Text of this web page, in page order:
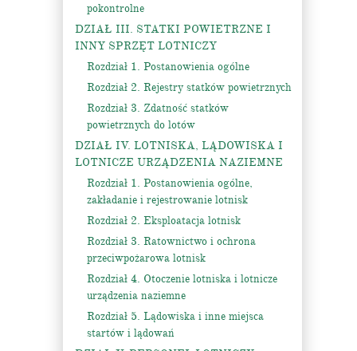
pokontrolne
DZIAŁ III. STATKI POWIETRZNE I
INNY SPRZĘT LOTNICZY
Rozdział 1. Postanowienia ogólne
Rozdział 2. Rejestry statków powietrznych
Rozdział 3. Zdatność statków
powietrznych do lotów
DZIAŁ IV. LOTNISKA, LĄDOWISKA I
LOTNICZE URZĄDZENIA NAZIEMNE
Rozdział 1. Postanowienia ogólne,
zakładanie i rejestrowanie lotnisk
Rozdział 2. Eksploatacja lotnisk
Rozdział 3. Ratownictwo i ochrona
przeciwpożarowa lotnisk
Rozdział 4. Otoczenie lotniska i lotnicze
urządzenia naziemne
Rozdział 5. Lądowiska i inne miejsca
startów i lądowań